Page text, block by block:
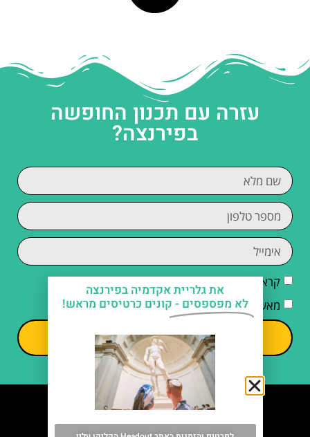
עזרה עם תכנון החופשה
בפירנצה?
קראתי והסכמתי למדיניות הפרטיות
מאשר/ת קבלת דיוור וחומרים פרסומיים
שליחה
את גלריית אקדמיה בפירנצה
לא מפספסים - קונים כרטיסים מראש!